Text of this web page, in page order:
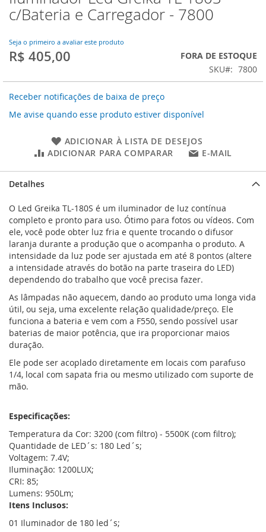
para
o
da
Galeria
c/Bateria e Carregador - 7800
Seja o primeiro a avaliar este produto
R$ 405,00
FORA DE ESTOQUE
SKU
7800
Receber notificações de baixa de preço
Me avise quando esse produto estiver disponível
ADICIONAR À LISTA DE DESEJOS
ADICIONAR PARA COMPARAR
E-MAIL
Detalhes
O Led Greika TL-180S é um iluminador de luz contínua
completo e pronto para uso. Ótimo para fotos ou vídeos. Com
ele, você pode obter luz fria e quente trocando o difusor
laranja durante a produção que o acompanha o produto. A
intensidade da luz pode ser ajustada em até 8 pontos (altere
a intensidade através do botão na parte traseira do LED)
dependendo do trabalho que você precisa fazer.
As lâmpadas não aquecem, dando ao produto uma longa vida
útil, ou seja, uma excelente relação qualidade/preço. Ele
funciona a bateria e vem com a F550, sendo possível usar
baterias de maior potência, que ira proporcionar maios
duração.
Ele pode ser acoplado diretamente em locais com parafuso
1/4, local com sapata fria ou mesmo utilizado com suporte de
mão.
Especificações:
Temperatura da Cor: 3200 (com filtro) - 5500K (com filtro);
Quantidade de LED´s: 180 Led´s;
Voltagem: 7.4V;
Iluminação: 1200LUX;
CRI: 85;
Lumens: 950Lm;
Itens Inclusos:
01 Iluminador de 180 led´s;